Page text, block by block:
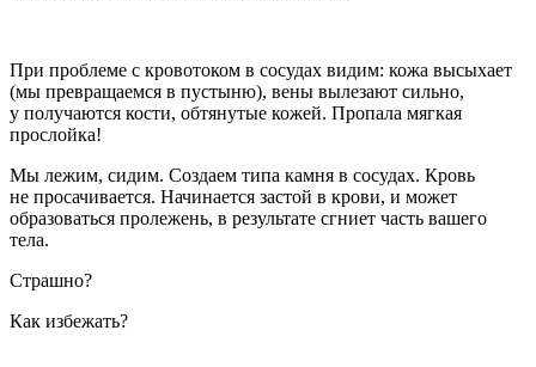
При проблеме с кровотоком в сосудах видим: кожа высыхает
(мы превращаемся в пустыню), вены вылезают сильно,
у получаются кости, обтянутые кожей. Пропала мягкая
прослойка!
Мы лежим, сидим. Создаем типа камня в сосудах. Кровь
не просачивается. Начинается застой в крови, и может
образоваться пролежень, в результате сгниет часть вашего
тела.
Страшно?
Как избежать?